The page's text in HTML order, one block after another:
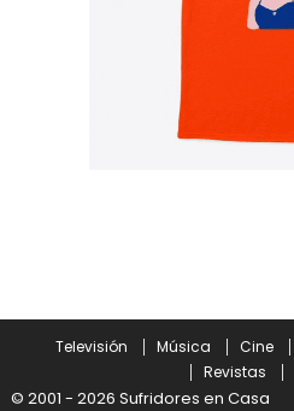
Televisión Música Cine
Revistas
© 2001 - 2026 Sufridores en Casa